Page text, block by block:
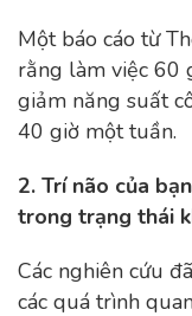
Một báo cáo từ
rằng làm việc 60
giảm năng suất
40 giờ một tuần.
2. Trí não của
trong trạng thái
Các nghiên cứu
các quá trình